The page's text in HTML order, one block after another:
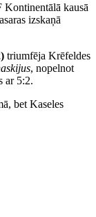
Kontinentālā kausā
izskaņā
triumfēja Krēfeldes
, nopelnot
ar 5:2.
bet Kaseles